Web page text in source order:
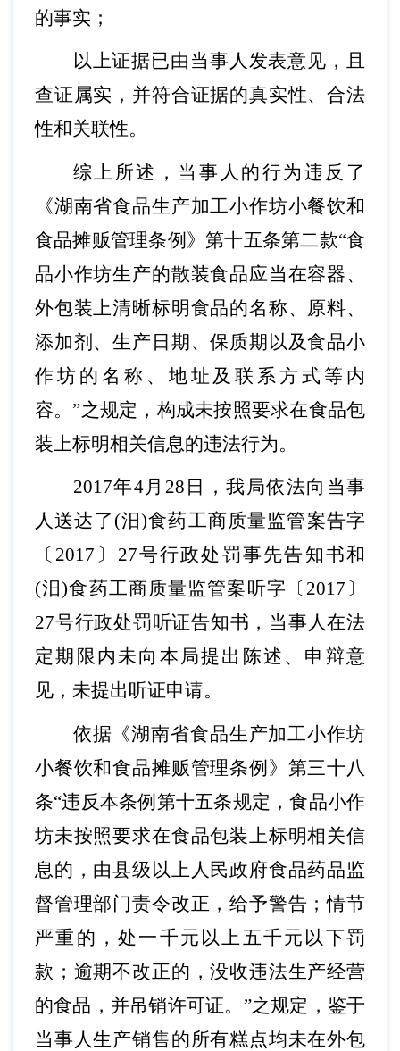
的事实；
以上证据已由当事人发表意见，且
查证属实，并符合证据的真实性、合法
性和关联性。
综上所述，当事人的行为违反了
《湖南省食品生产加工小作坊小餐饮和
食品摊贩管理条例》第十五条第二款“食
品小作坊生产的散装食品应当在容器、
外包装上清晰标明食品的名称、原料、
添加剂、生产日期、保质期以及食品小
作坊的名称、地址及联系方式等内
容。”之规定，构成未按照要求在食品包
装上标明相关信息的违法行为。
2017年4月28日，我局依法向当事
人送达了(汨)食药工商质量监管案告字
〔2017〕27号行政处罚事先告知书和
(汨)食药工商质量监管案听字〔2017〕
27号行政处罚听证告知书， 当事人在法
定期限内未向本局提出陈述、申辩意
见，未提出听证申请。
依据《湖南省食品生产加工小作坊
小餐饮和食品摊贩管理条例》第三十八
条“违反本条例第十五条规定，食品小作
坊未按照要求在食品包装上标明相关信
息的，由县级以上人民政府食品药品监
督管理部门责令改正，给予警告；情节
严重的，处一千元以上五千元以下罚
款；逾期不改正的，没收违法生产经营
的食品，并吊销许可证。”之规定，鉴于
当事人生产销售的所有糕点均未在外包